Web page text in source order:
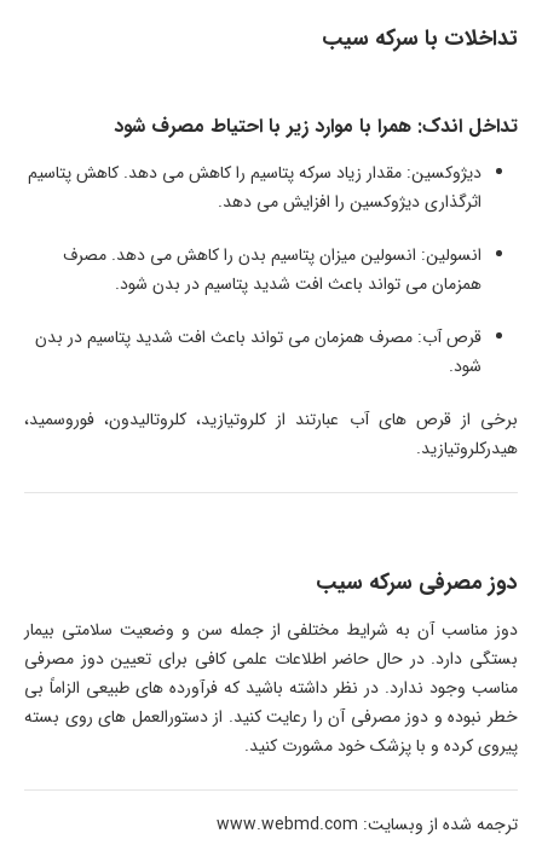
تداخلات با سرکه سیب
تداخل اندک: همرا با موارد زیر با احتیاط مصرف شود
دیژوکسین: مقدار زیاد سرکه پتاسیم را کاهش می دهد. کاهش پتاسیم
اثرگذاری دیژوکسین را افزایش می دهد.
انسولین: انسولین میزان پتاسیم بدن را کاهش می دهد. مصرف
همزمان می تواند باعث افت شدید پتاسیم در بدن شود.
قرص آب: مصرف همزمان می تواند باعث افت شدید پتاسیم در بدن
شود.
برخی از قرص های آب عبارتند از کلروتیازید، کلروتالیدون، فوروسمید،
هیدرکلروتیازید.
دوز مصرفی سرکه سیب
دوز مناسب آن به شرایط مختلفی از جمله سن و وضعیت سلامتی بیمار
بستگی دارد. در حال حاضر اطلاعات علمی کافی برای تعیین دوز مصرفی
مناسب وجود ندارد. در نظر داشته باشید که فرآورده های طبیعی الزاماً بی
خطر نبوده و دوز مصرفی آن را رعایت کنید. از دستورالعمل های روی بسته
پیروی کرده و با پزشک خود مشورت کنید.
ترجمه شده از وبسایت: www.webmd.com